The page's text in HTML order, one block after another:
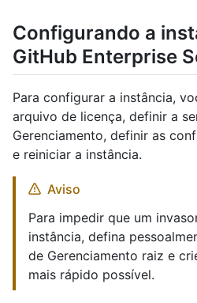
Configurando a
GitHub Enterprise
Para configurar a instância,
arquivo de licença, definir a
Gerenciamento, definir as
e reiniciar a instância.
Aviso
Para impedir que um
instância, defina
de Gerenciamento raiz e
mais rápido possível.